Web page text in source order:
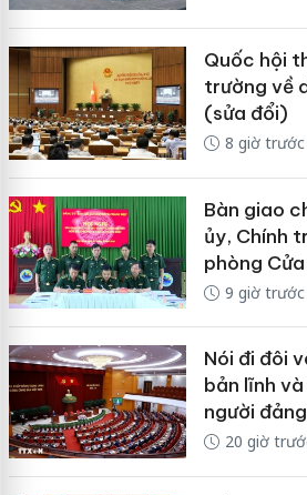
Quốc hội
trường về
(sửa đổi)
8 giờ trước
Bàn giao
ủy, Chính
phòng
9 giờ trước
Nói đi đôi
bản lĩnh
người
20 giờ